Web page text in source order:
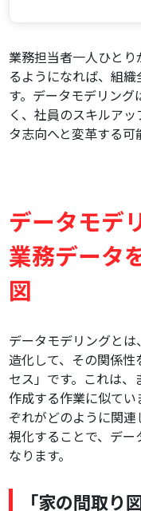
業務担当者一人ひと
るようになれば、組
す。データモデリン
く、社員のスキルア
タ志向へと変革する可
データモデ
業務データ
図
データモデリングと
造化して、その関係
セス」です。これは
作成する作業に似て
ぞれがどのように関
視化することで、デ
なります。
「家の間取り